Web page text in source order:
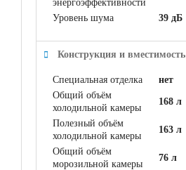
энергоэффективности
Уровень шума 39 дБ
Конструкция и вместимость
Специальная отделка
нет
Общий объём
холодильной камеры
168 л
Полезный объём
холодильной камеры
163 л
Общий объём
морозильной камеры
76 л